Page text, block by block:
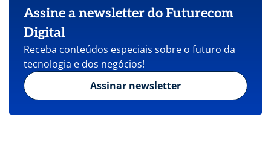
Assine a newsletter do Futurecom
Digital
Receba conteúdos especiais sobre o futuro da
tecnologia e dos negócios!
Assinar newsletter